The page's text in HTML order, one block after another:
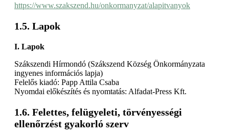
https://www.szakszend.hu/onkormanyzat/alapitvanyok
Lapok
I. Lapok
Szákszendi Hírmondó (Szákszend Község Önkormányzata
ingyenes információs lapja)
Felelős kiadó: Papp Attila Csaba
Nyomdai előkészítés és nyomtatás: Alfadat-Press Kft.
Felettes, felügyeleti, törvényességi
ellenőrzést gyakorló szerv